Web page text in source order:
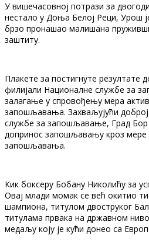
У вишечасовној потрази за
нестало у Доња Белој Реци, Урош
брзо пронашао малишана
заштиту.
Плакете за постигнуте резултате
филијали Националне службе за
залагање у спровођењу мера
запошљавања. Захваљујући
службе за запошљавање, Град Бор
допринос запошљавању кроз мере
запошљавања.
Кик боксеру Бобану Николићу за
Овај млади момак се већ окитио
шампиона, титулом двоструког
титулама првака на државном
медаљу коју је кући донео са